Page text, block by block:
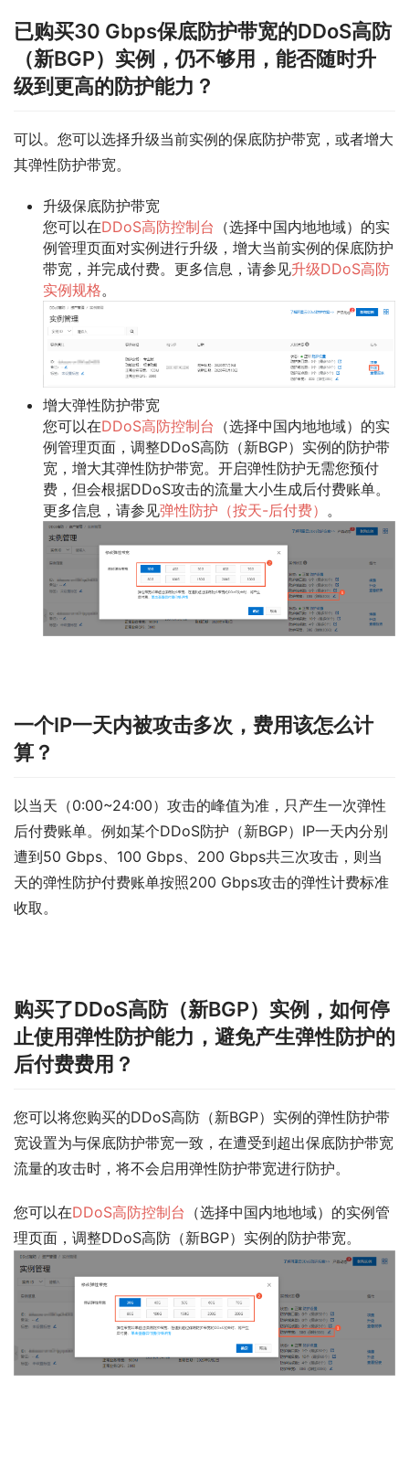
已购买30 Gbps保底防护带宽的DDoS高防
（新BGP）实例，仍不够用，能否随时升
级到更高的防护能力？
可以。您可以选择升级当前实例的保底防护带宽，或者增大
其弹性防护带宽。
升级保底防护带宽
您可以在DDoS高防控制台 （选择中国内地地域）的实
例管理页面对实例进行升级，增大当前实例的保底防护
带宽 ，并完成付费。更多信息，请参见升级DDoS高防
实例规格。
增大弹性防护带宽
您可以在DDoS高防控制台 （选择中国内地地域）的实
例管理页面，调整DDoS高防（新BGP）实例的防护带
宽 ，增大其弹性防护带宽。开启弹性防护无需您预付
费，但会根据DDoS攻击的流量大小生成后付费账单。
更多信息，请参见弹性防护（按天-后付费） 。
一个IP一天内被攻击多次，费用该怎么计
算？
以当天（0:00~24:00）攻击的峰值为准，只产生一次弹性
后付费账单。例如某个DDoS防护（新BGP）IP一天内分别
遭到50 Gbps、100 Gbps、200 Gbps共三次攻击，则当
天的弹性防护付费账单按照200 Gbps攻击的弹性计费标准
收取。
购买了DDoS高防（新BGP）实例，如何停
止使用弹性防护能力，避免产生弹性防护的
后付费费用？
您可以将您购买的DDoS高防（新BGP）实例的弹性防护带
宽设置为与保底防护带宽一致，在遭受到超出保底防护带宽
流量的攻击时，将不会启用弹性防护带宽进行防护。
您可以在DDoS高防控制台 （选择中国内地地域）的实例管
理页面，调整DDoS高防（新BGP）实例的防护带宽。